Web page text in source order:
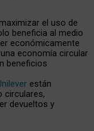
el uso de
beneficia al medio
económicamente
economía circular
beneficios
están
circulares,
devueltos y